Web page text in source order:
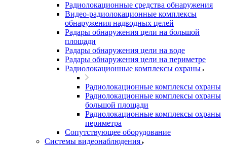
Радиолокационные средства обнаружения
Видео-радиолокационные комплексы
обнаружения надводных целей
Радары обнаружения цели на большой
площади
Радары обнаружения цели на воде
Радары обнаружения цели на периметре
Радиолокационные комплексы охраны
Радиолокационные комплексы охраны
Радиолокационные комплексы охраны
большой площади
Радиолокационные комплексы охраны
периметра
Сопутствующее оборудование
Системы видеонаблюдения